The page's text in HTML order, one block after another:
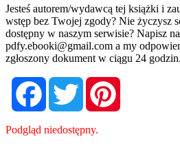
Jesteś autorem/wydawcą tej książki i
wstęp bez Twojej zgody? Nie życzysz
dostępny w naszym serwisie? Napisz
pdfy.ebooki@gmail.com a my
zgłoszony dokument w ciągu 24 godzin.
FacebookTwitter
Podgląd niedostępny.